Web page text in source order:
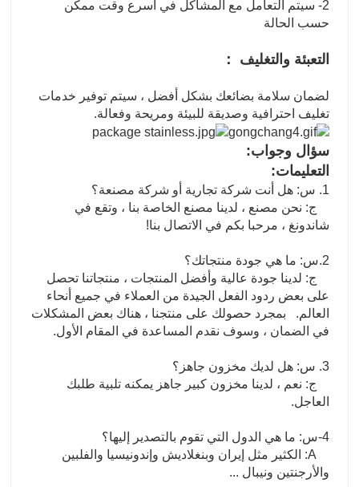
2- سيتم التعامل مع المشاكل في أسرع وقت ممكن
حسب الحالة
التعبئة والتغليف ：
لضمان سلامة بضائعك بشكل أفضل ، سيتم توفير خدمات
تغليف احترافية وصديقة للبيئة ومريحة وفعالة.
سؤال وجواب:
التعليمات:
1. س: هل أنت شركة تجارية أو شركة مصنعة؟
ج: نحن مصنع ، لدينا مصنع الخاصة بنا ، وتقع في
شاندونغ ، مرحبا بكم في الاتصال بنا!
2.س: ما هي جودة منتجاتك؟
ج: لدينا جودة عالية وأفضل المنتجات ، منتجاتنا تحصل
على بعض ردود الفعل الجيدة من العملاء في جميع أنحاء
العالم. بمجرد حصولك على منتجنا ، هناك بعض المشكلات
في الضمان ، وسوف نقدم المساعدة في المقام الأول.
3. س: هل لديك مخزون جاهز؟
ج: نعم ، لدينا مخزون كبير جاهز يمكنه تلبية طلبك
العاجل.
4-س: ما هي الدول التي تقوم بالتصدير إليها؟
A: الكثير مثل إيران وبنغلاديش وإندونيسيا والفلبين
والأرجنتين ونيبال ...